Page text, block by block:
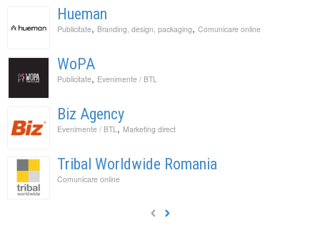
Hueman
Publicitate, Branding, design, packaging, Comunicare online
WoPA
Publicitate, Evenimente / BTL
Biz Agency
Evenimente / BTL, Marketing direct
Tribal Worldwide Romania
Comunicare online